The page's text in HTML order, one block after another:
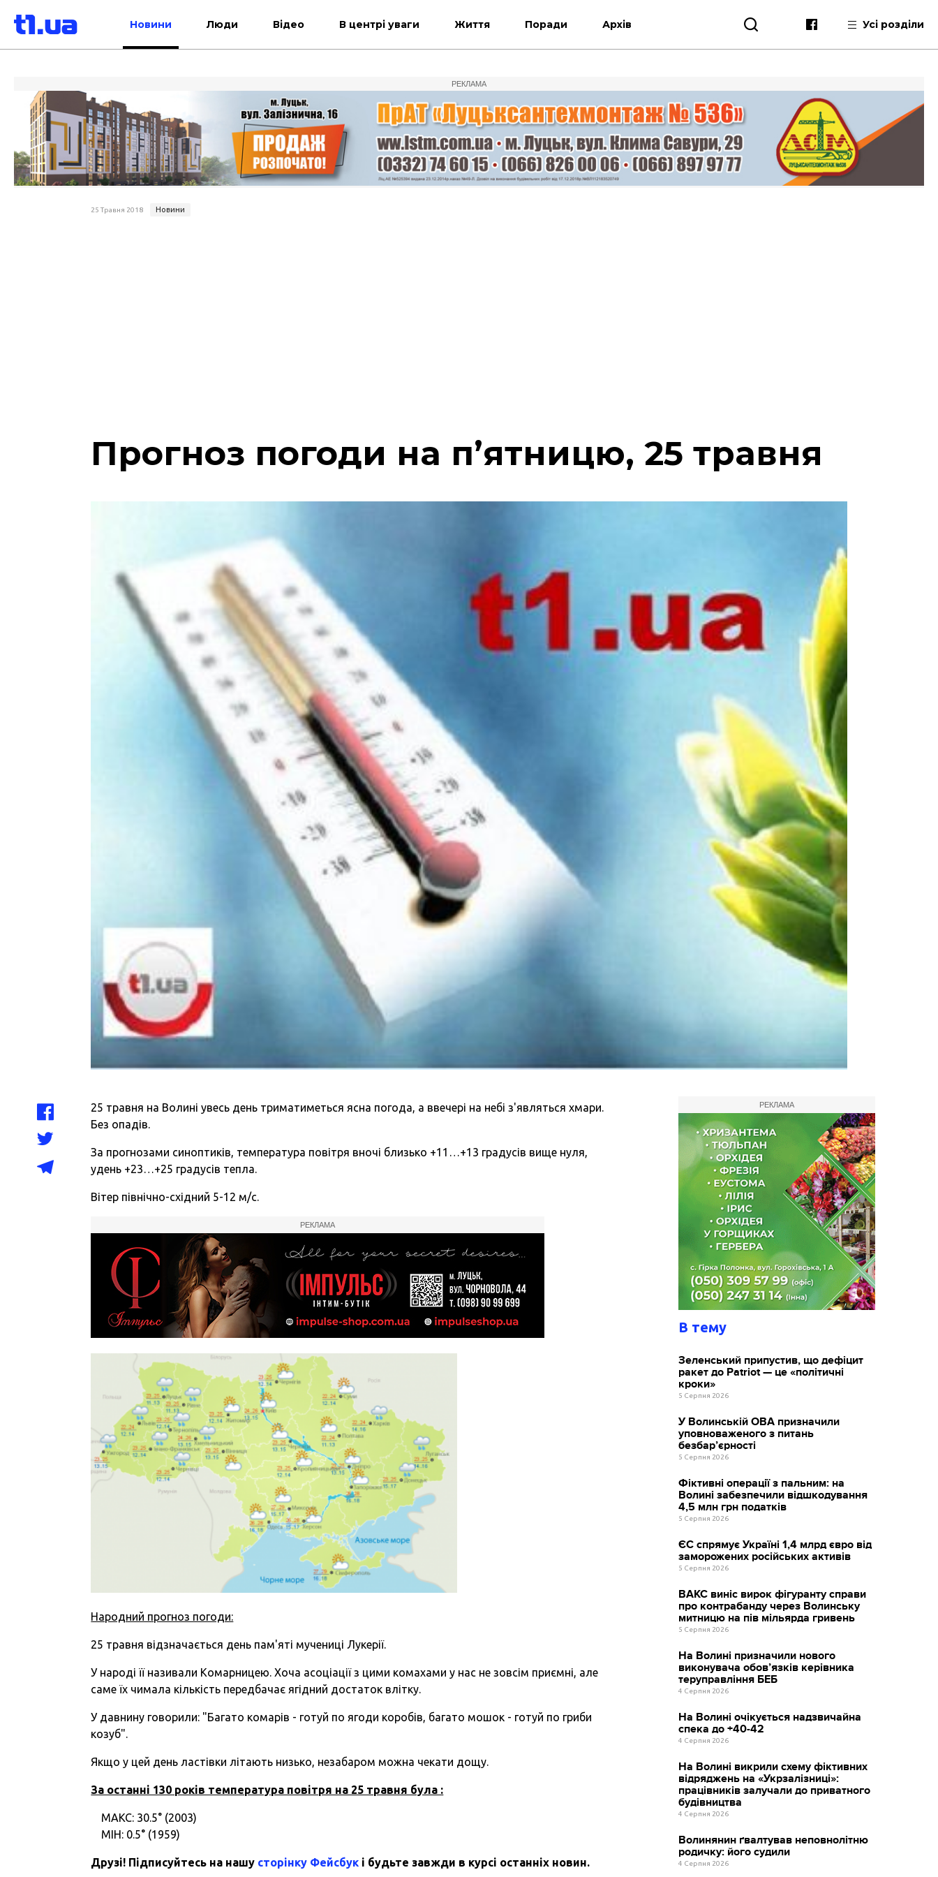
Новини Люди Відео В центрі уваги Життя Поради Архів Усі розділи
РЕКЛАМА
25 Травня 2018 Новини
Прогноз погоди на п’ятницю, 25 травня
25 травня на Волині увесь день триматиметься ясна погода, а ввечері на небі з'являться хмари.
Без опадів.
За прогнозами синоптиків, температура повітря вночі близько +11…+13 градусів вище нуля,
удень +23…+25 градусів тепла.
Вітер північно-східний 5-12 м/с.
РЕКЛАМА
Народний прогноз погоди:
25 травня відзначається день пам'яті мучениці Лукерії.
У народі її називали Комарницею. Хоча асоціації з цими комахами у нас не зовсім приємні, але
саме їх чимала кількість передбачає ягідний достаток влітку.
У давнину говорили: "Багато комарів - готуй по ягоди коробів, багато мошок - готуй по гриби
козуб".
Якщо у цей день ластівки літають низько, незабаром можна чекати дощу.
За останні 130 років температура повітря на 25 травня була :
МАКС: 30.5° (2003)
МІН: 0.5° (1959)
Друзі! Підписуйтесь на нашу сторінку Фейсбук і будьте завжди в курсі останніх новин.
РЕКЛАМА
В тему
Зеленський припустив, що дефіцит
ракет до Patriot — це «політичні
кроки»
5 Серпня 2026
У Волинській ОВА призначили
уповноваженого з питань
безбар’єрності
5 Серпня 2026
Фіктивні операції з пальним: на
Волині забезпечили відшкодування
4,5 млн грн податків
5 Серпня 2026
ЄС спрямує Україні 1,4 млрд євро від
заморожених російських активів
5 Серпня 2026
ВАКС виніс вирок фігуранту справи
про контрабанду через Волинську
митницю на пів мільярда гривень
5 Серпня 2026
На Волині призначили нового
виконувача обов’язків керівника
теруправління БЕБ
4 Серпня 2026
На Волині очікується надзвичайна
спека до +40-42
4 Серпня 2026
На Волині викрили схему фіктивних
відряджень на «Укрзалізниці»:
працівників залучали до приватного
будівництва
4 Серпня 2026
Волинянин ґвалтував неповнолітню
родичку: його судили
4 Серпня 2026